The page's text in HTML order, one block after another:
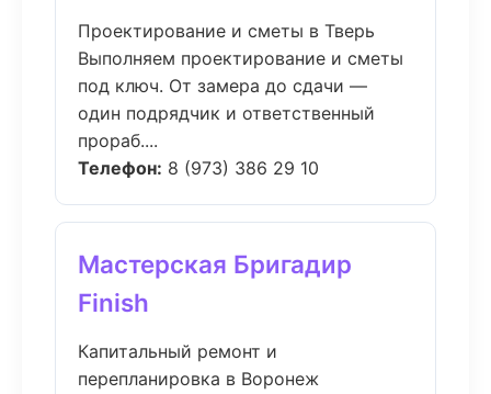
Проектирование и сметы в Тверь
Выполняем проектирование и сметы
под ключ. От замера до сдачи —
один подрядчик и ответственный
прораб....
Телефон: 8 (973) 386 29 10
Мастерская Бригадир
Finish
Капитальный ремонт и
перепланировка в Воронеж